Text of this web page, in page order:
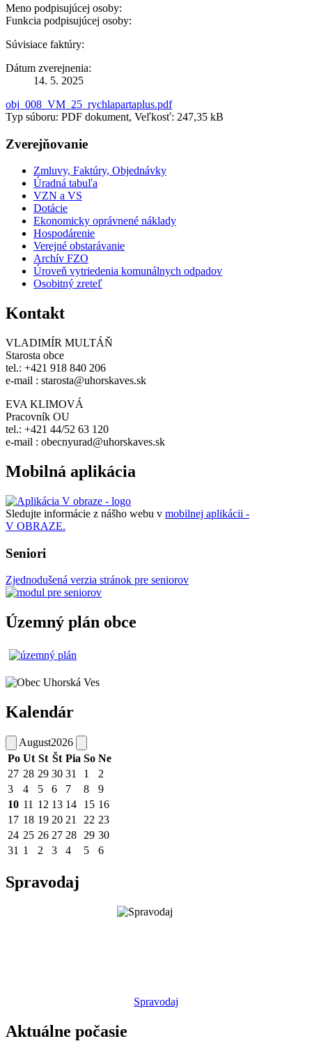
Meno podpisujúcej osoby:
Funkcia podpisujúcej osoby:
Súvisiace faktúry:
Dátum zverejnenia:
14. 5. 2025
obj_008_VM_25_rychlapartaplus.pdf
Typ súboru: PDF dokument, Veľkosť: 247,35 kB
Zverejňovanie
Zmluvy, Faktúry, Objednávky
Úradná tabuľa
VZN a VS
Dotácie
Ekonomicky oprávnené náklady
Hospodárenie
Verejné obstarávanie
Archív FZO
Úroveň vytriedenia komunálnych odpadov
Osobitný zreteľ
Kontakt
VLADIMÍR MULTÁŇ
Starosta obce
tel.: +421 918 840 206
e-mail : starosta@uhorskaves.sk
EVA KLIMOVÁ
Pracovník OU
tel.: +421 44/52 63 120
e-mail : obecnyurad@uhorskaves.sk
Mobilná aplikácia
Sledujte informácie z nášho webu v mobilnej aplikácii -
V OBRAZE.
Seniori
Zjednodušená verzia stránok pre seniorov
Územný plán obce
Kalendár
August2026
Po Ut St Št Pia So Ne
27 28 29 30 31 1
2
3
4 5 6 7 8
9
10 11 12 13 14 15 16
17 18 19 20 21 22 23
24 25 26 27 28 29 30
31 1 2 3 4 5 6
Spravodaj
Spravodaj
Aktuálne počasie